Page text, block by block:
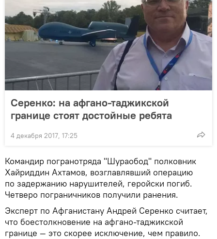
Серенко: на афгано-таджикской
границе стоят достойные ребята
4 декабря 2017, 17:25
Командир погранотряда "Шураобод" полковник
Хайриддин Ахтамов, возглавлявший операцию
по задержанию нарушителей, геройски погиб.
Четверо пограничников получили ранения.
Эксперт по Афганистану Андрей Серенко считает,
что боестолкновение на афгано-таджикской
границе — это скорее исключение, чем правило.